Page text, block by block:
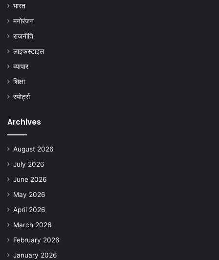
भारत
मनोरंजन
राजनीति
लाइफस्टाइल
व्यापार
शिक्षा
स्पोर्ट्स
Archives
August 2026
July 2026
June 2026
May 2026
April 2026
March 2026
February 2026
January 2026